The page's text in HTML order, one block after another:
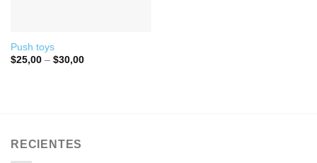
Push toys
$25,00– $30,00
RECIENTES